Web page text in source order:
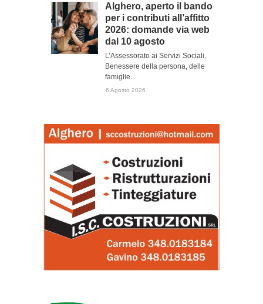
Alghero, aperto il bando
per i contributi all’affitto
2026: domande via web
dal 10 agosto
L’Assessorato ai Servizi Sociali,
Benessere della persona, delle
famiglie...
6 Agosto 2026